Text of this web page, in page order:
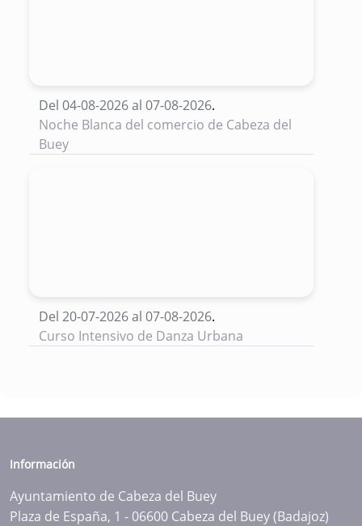
Del 04-08-2026 al 07-08-2026.
Noche Blanca del comercio de Cabeza del
Buey
Del 20-07-2026 al 07-08-2026.
Curso Intensivo de Danza Urbana
Información
Ayuntamiento de Cabeza del Buey
Plaza de España, 1 - 06600 Cabeza del Buey (Badajoz)